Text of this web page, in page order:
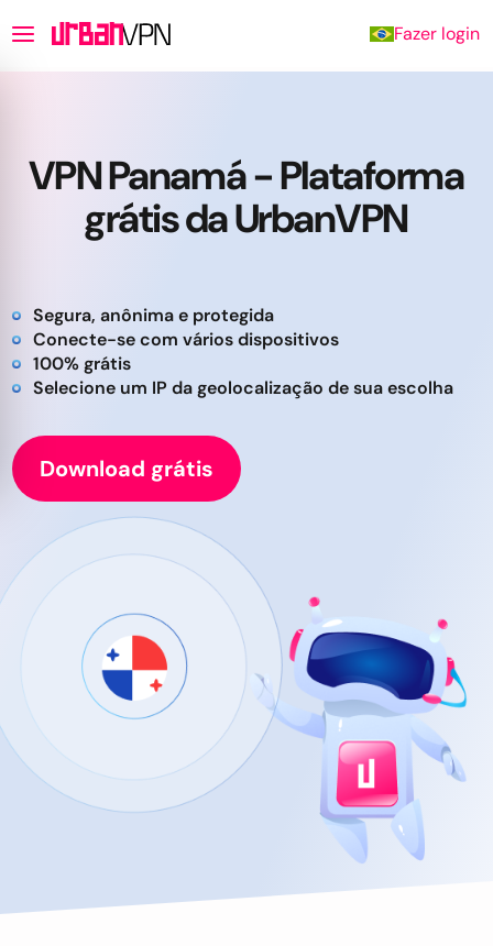
Fazer login
VPN Panamá - Plataforma
grátis da UrbanVPN
Segura, anônima e protegida
Conecte-se com vários dispositivos
100% grátis
Selecione um IP da geolocalização de sua escolha
Download grátis